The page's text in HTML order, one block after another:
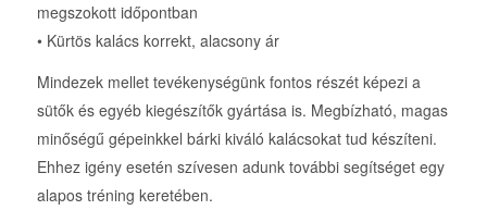
megszokott időpontban
• Kürtös kalács korrekt, alacsony ár
Mindezek mellet tevékenységünk fontos részét képezi a
sütők és egyéb kiegészítők gyártása is. Megbízható, magas
minőségű gépeinkkel bárki kiváló kalácsokat tud készíteni.
Ehhez igény esetén szívesen adunk további segítséget egy
alapos tréning keretében.